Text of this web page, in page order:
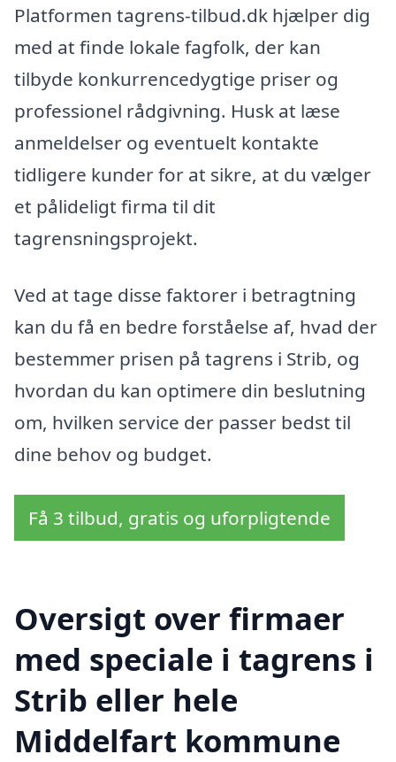
Platformen tagrens-tilbud.dk hjælper dig
med at finde lokale fagfolk, der kan
tilbyde konkurrencedygtige priser og
professionel rådgivning. Husk at læse
anmeldelser og eventuelt kontakte
tidligere kunder for at sikre, at du vælger
et pålideligt firma til dit
tagrensningsprojekt.
Ved at tage disse faktorer i betragtning
kan du få en bedre forståelse af, hvad der
bestemmer prisen på tagrens i Strib, og
hvordan du kan optimere din beslutning
om, hvilken service der passer bedst til
dine behov og budget.
Få 3 tilbud, gratis og uforpligtende
Oversigt over firmaer
med speciale i tagrens i
Strib eller hele
Middelfart kommune